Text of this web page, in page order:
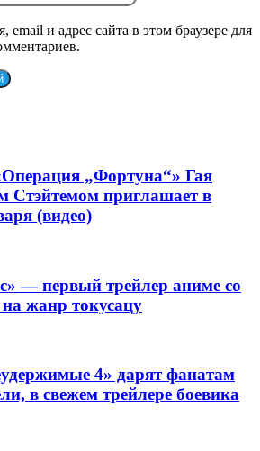
email и адрес сайта в этом браузере для
„Фортуна“» Гая
Стэйтемом приглашает в
(видео)
— первый трейлер аниме со
жанр токусацу
4» дарят фанатам
в свежем трейлере боевика